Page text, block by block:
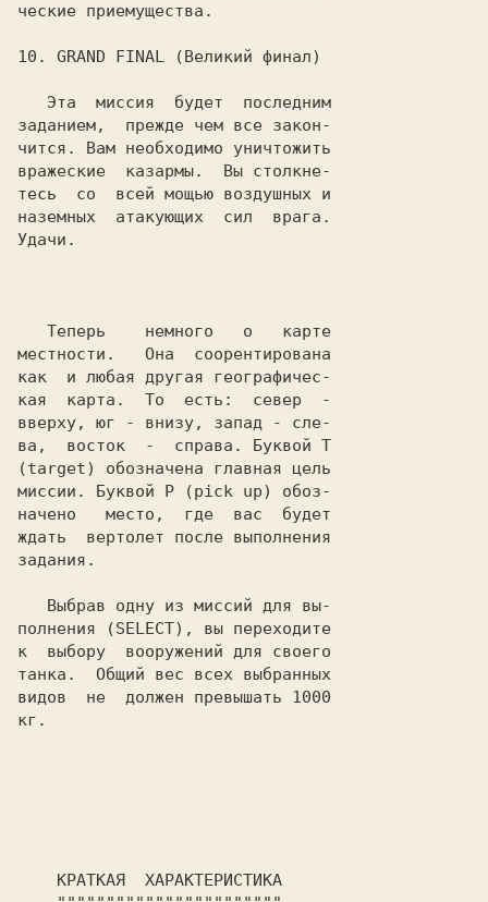
ческие приемущества.
10. GRAND FINAL (Великий финал)
заданием,  прежде чем все закон-
чится. Вам необходимо уничтожить
вражеские  казармы.  Вы столкне-
тесь  со  всей мощью воздушных и
наземных  атакующих  сил  врага.
Удачи.
местности.   Она  соорентирована
как  и любая другая географичес-
кая  карта.  То  есть:  север  -
вверху, юг - внизу, запад - сле-
ва,  восток  -  справа. Буквой Т
(target) обозначена главная цель
миссии. Буквой P (pick up) обоз-
начено   место,  где  вас  будет
ждать  вертолет после выполнения
задания.
полнения (SELECT), вы переходите
к  выбору  вооружений для своего
танка.  Общий вес всех выбранных
видов  не  должен превышать 1000
кг .